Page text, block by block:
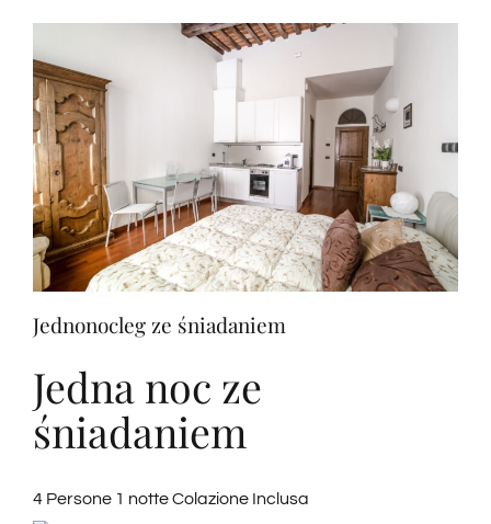
a
Viareggio
Jednonocleg ze śniadaniem
Jedna noc ze
śniadaniem
4 Persone 1 notte Colazione Inclusa